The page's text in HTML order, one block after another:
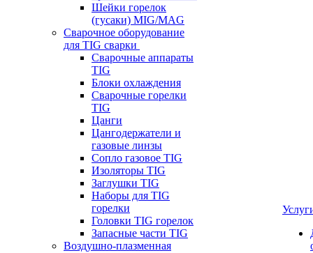
Шейки горелок
(гусаки) MIG/MAG
Сварочное оборудование
для TIG сварки
Сварочные аппараты
TIG
Блоки охлаждения
Сварочные горелки
TIG
Цанги
Цангодержатели и
газовые линзы
Сопло газовое TIG
Изоляторы TIG
Заглушки TIG
Наборы для TIG
горелки
Головки TIG горелок
Запасные части TIG
Воздушно-плазменная